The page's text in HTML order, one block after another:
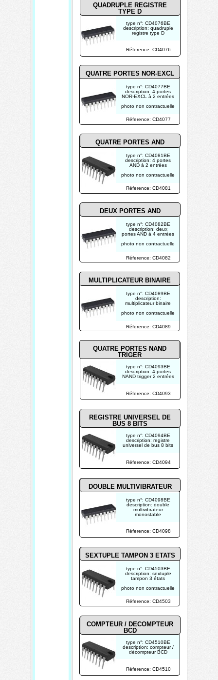
Réference: CD4076
Réference: CD4077
Réference: CD4089
Réference: CD4093
type n°: CD4076BE
description: quadruple
registre type D
type n°: CD4077BE
description: 4 portes
NOR-EXCL à 2 entrées
photo non contractuelle
type n°: CD4093BE
description: 4 portes
NAND trigger 2 entrées
type n°: CD4089BE
description:
multiplicateur binaire
photo non contractuelle
Réference: CD4510
Réference: CD4503
Réference: CD4081
Réference: CD4094
Réference: CD4098
type n°: CD4081BE
description: 4 portes
AND à 2 entrées
photo non contractuelle
type n°: CD4510BE
description: compteur /
décompteur BCD
type n°: CD4094BE
description: registre
universel de bus 8 bits
type n°: CD4503BE
description: sextuple
tampon 3 états
photo non contractuelle
type n°: CD4098BE
description: double
multivibrateur
monostable
QUATRE PORTES AND
QUATRE PORTES NOR-EXCL
QUADRUPLE REGISTRE
TYPE D
Réference: CD4082
type n°: CD4082BE
description: deux
portes AND à 4 entrées
photo non contractuelle
DEUX PORTES AND
QUATRE PORTES NAND
TRIGER
MULTIPLICATEUR BINAIRE
DOUBLE MULTIVIBRATEUR
COMPTEUR / DECOMPTEUR
BCD
REGISTRE UNIVERSEL DE
BUS 8 BITS
SEXTUPLE TAMPON 3 ETATS